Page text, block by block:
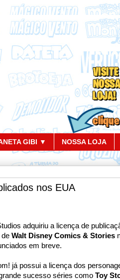
GIBI ▼ NOSSA LOJA
nos EUA
adquiriu a licença de
Walt Disney Comics & Stories
em breve.
já possui a licença dos
sucesso séries como Toy